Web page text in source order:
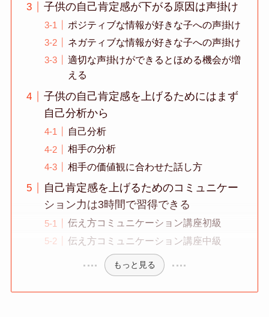
子供の自己肯定感が下がる原因は声掛け
ポジティブな情報が好きな子への声掛け
ネガティブな情報が好きな子への声掛け
適切な声掛けができるとほめる機会が増
える
子供の自己肯定感を上げるためにはまず
自己分析から
自己分析
相手の分析
相手の価値観に合わせた話し方
自己肯定感を上げるためのコミュニケー
ション力は3時間で習得できる
伝え方コミュニケーション講座初級
伝え方コミュニケーション講座中級
もっと見る